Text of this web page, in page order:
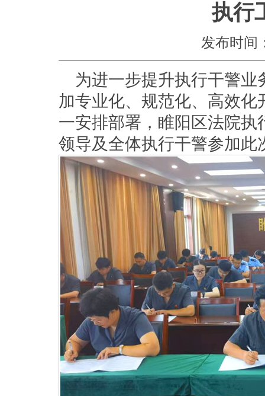
执行
发布时间
为进一步提升执行干警
加专业化、规范化、高效化
一安排部署，睢阳区法院
领导及全体执行干警参加此